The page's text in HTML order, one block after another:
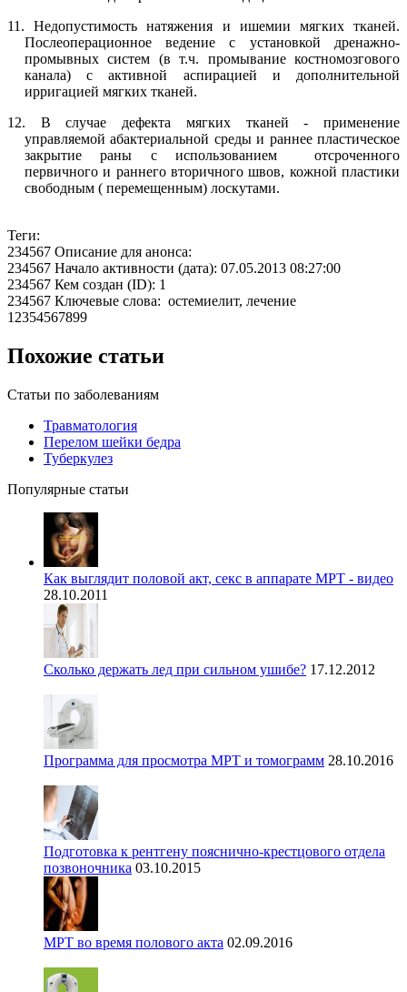
11.Недопустимость натяжения и ишемии мягких тканей.
Послеоперационное ведение с установкой дренажно-
промывных систем (в т.ч. промывание костномозгового
канала) с активной аспирацией и дополнительной
ирригацией мягких тканей.
12. В случае дефекта мягких тканей - применение
управляемой абактериальной среды и раннее пластическое
закрытие раны с использованием
отсроченного
первичного и раннего вторичного швов, кожной пластики
свободным ( перемещенным) лоскутами.
Теги:
234567 Описание для анонса:
234567 Начало активности (дата): 07.05.2013 08:27:00
234567 Кем создан (ID): 1
234567 Ключевые слова: остемиелит, лечение
12354567899
Похожие статьи
Статьи по заболеваниям
Травматология
Перелом шейки бедра
Туберкулез
Популярные статьи
Как выглядит половой акт, секс в аппарате МРТ - видео
28.10.2011
Сколько держать лед при сильном ушибе? 17.12.2012
Программа для просмотра МРТ и томограмм 28.10.2016
Подготовка к рентгену пояснично-крестцового отдела
позвоночника 03.10.2015
МРТ во время полового акта 02.09.2016